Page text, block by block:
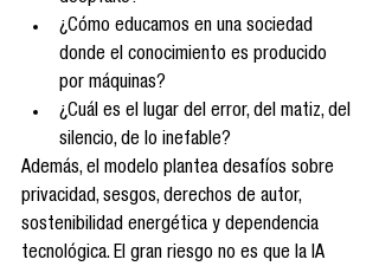
¿Cómo educamos en una sociedad
donde el conocimiento es producido
por máquinas?
¿Cuál es el lugar del error, del matiz, del
silencio, de lo inefable?
Además, el modelo plantea desafíos sobre
privacidad, sesgos, derechos de autor,
sostenibilidad energética y dependencia
tecnológica. El gran riesgo no es que la IA